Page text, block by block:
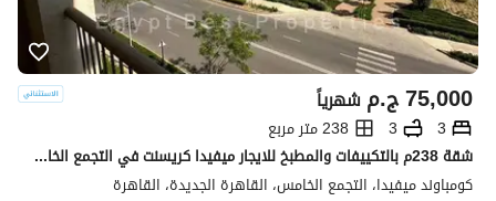
ج.م75,000 شهرياً
3
3
238 متر مربع
شقة 238م بالتكييفات والمطبخ للايجار ميفيدا كريسنت في التجمع الخامس Mivida
كومباوند ميفيدا، التجمع الخامس، القاهرة الجديدة، القاهرة